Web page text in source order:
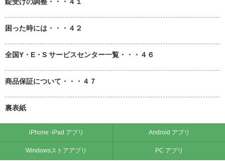
困った時には・・・４２
全国Y・E・S サービスセンター一覧・・・４６
商品保証について・・・４７
裏表紙
iPhone･iPad アプリ Android アプリ
Windowsストアアプリ PC アプリ